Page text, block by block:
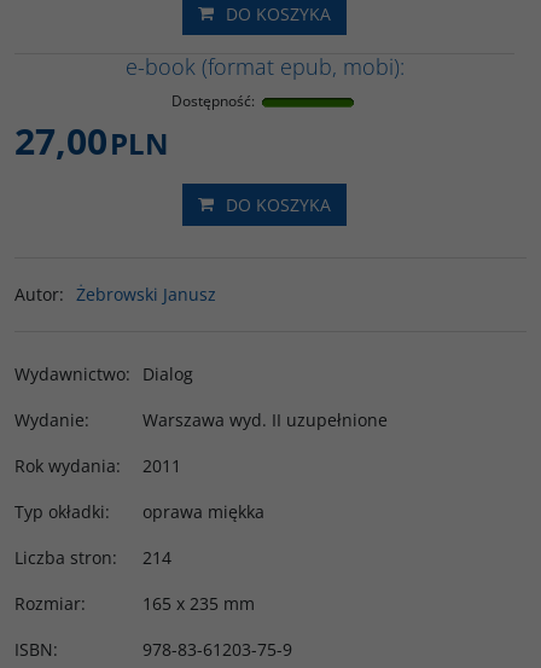
DO KOSZYKA
e-book (format epub, mobi):
Dostępność:
27,00PLN
DO KOSZYKA
Autor: Żebrowski Janusz
Wydawnictwo:
Dialog
Wydanie:
Warszawa wyd. II uzupełnione
Rok wydania:
2011
Typ okładki:
oprawa miękka
Liczba stron:
214
Rozmiar:
165 x 235 mm
ISBN: 978-83-61203-75-9